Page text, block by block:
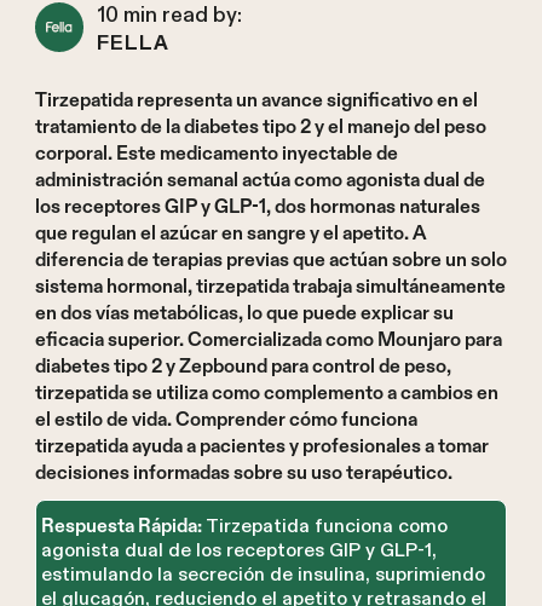
10 min read by:
FELLA
Tirzepatida representa un avance significativo en el
tratamiento de la diabetes tipo 2 y el manejo del peso
corporal. Este medicamento inyectable de
administración semanal actúa como agonista dual de
los receptores GIP y GLP-1, dos hormonas naturales
que regulan el azúcar en sangre y el apetito. A
diferencia de terapias previas que actúan sobre un solo
sistema hormonal, tirzepatida trabaja simultáneamente
en dos vías metabólicas, lo que puede explicar su
eficacia superior. Comercializada como Mounjaro para
diabetes tipo 2 y Zepbound para control de peso,
tirzepatida se utiliza como complemento a cambios en
el estilo de vida. Comprender cómo funciona
tirzepatida ayuda a pacientes y profesionales a tomar
decisiones informadas sobre su uso terapéutico.
Respuesta Rápida: Tirzepatida funciona como
agonista dual de los receptores GIP y GLP-1,
estimulando la secreción de insulina, suprimiendo
el glucagón, reduciendo el apetito y retrasando el